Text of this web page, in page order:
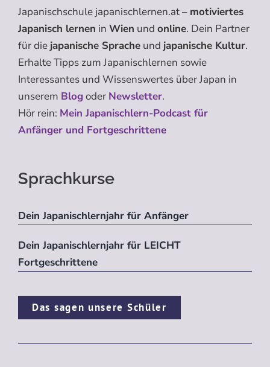
Japanischschule japanischlernen.at – motiviertes
Japanisch lernen in Wien und online. Dein Partner
für die japanische Sprache und japanische Kultur.
Erhalte Tipps zum Japanischlernen sowie
Interessantes und Wissenswertes über Japan in
unserem Blogoder Newsletter.
Hör rein: Mein Japanischlern-Podcast für
Anfänger und Fortgeschrittene
Sprachkurse
Dein Japanischlernjahr für Anfänger
Dein Japanischlernjahr für LEICHT
Fortgeschrittene
Das sagen unsere Schüler